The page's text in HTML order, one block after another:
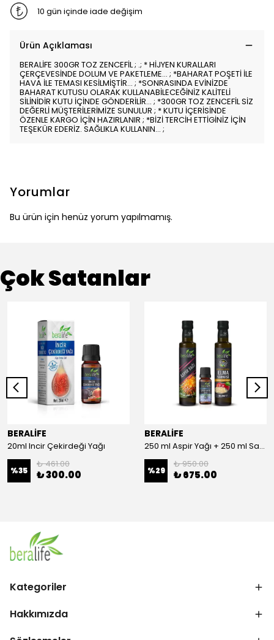
10 gün içinde iade değişim
Ürün Açıklaması
BERALİFE 300GR TOZ ZENCEFİL ; .; * HİJYEN KURALLARI
ÇERÇEVESİNDE DOLUM VE PAKETLEME... ; *BAHARAT POŞETİ İLE
HAVA İLE TEMASI KESİLMİŞTİR... ; *SONRASINDA EVİNİZDE
BAHARAT KUTUSU OLARAK KULLANABİLECEĞİNİZ KALİTELİ
SİLİNİDİR KUTU İÇİNDE GÖNDERİLİR... ; *300GR TOZ ZENCEFİL SİZ
DEĞERLİ MÜŞTERİLERİMİZE SUNULUR ; * KUTU İÇERİSİNDE
ÖZENLE KARGO İÇİN HAZIRLANIR ; *BİZİ TERCİH ETTİGİNİZ İÇİN
TEŞEKÜR EDERİZ. SAĞLIKLA KULLANIN... ;
Yorumlar
Bu ürün için henüz yorum yapılmamış.
Çok Satanlar
BERALİFE
20ml Incir Çekirdeği Yağı
%35
₺ 461.00
₺ 300.00
BERALİFE
250 ml Aspir Yağı + 250 ml Sandaloz Sakızlı Elma Sirkesi + 20 ml Çörek Otu Yağı
%29
₺ 950.00
₺ 675.00
Kategoriler
Hakkımızda